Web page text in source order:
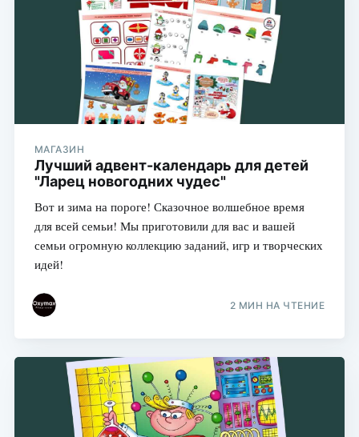
МАГАЗИН
Лучший адвент-календарь для детей
"Ларец новогодних чудес"
Вот и зима на пороге! Сказочное волшебное время
для всей семьи! Мы приготовили для вас и вашей
семьи огромную коллекцию заданий, игр и творческих
идей!
2 МИН НА ЧТЕНИЕ